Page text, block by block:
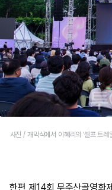
사진 / 개막식에서 이혜리의 ‘셀프 트
한편 제14회 무주산골영화